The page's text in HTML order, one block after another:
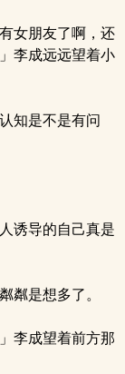
女朋友了啊，还
李成远远望着小
知是不是有问
诱导的自己真是
粼是想多了。
李成望着前方那